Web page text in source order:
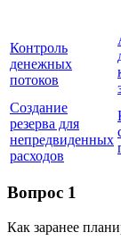
Контроль
денежных
потоков
Создание
резерва для
непредвиденных
расходов
Вопрос 1
Как заранее